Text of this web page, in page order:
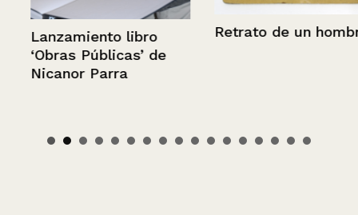
Lanzamiento libro
‘Obras Públicas’ de
Nicanor Parra
Retrato de un hombre